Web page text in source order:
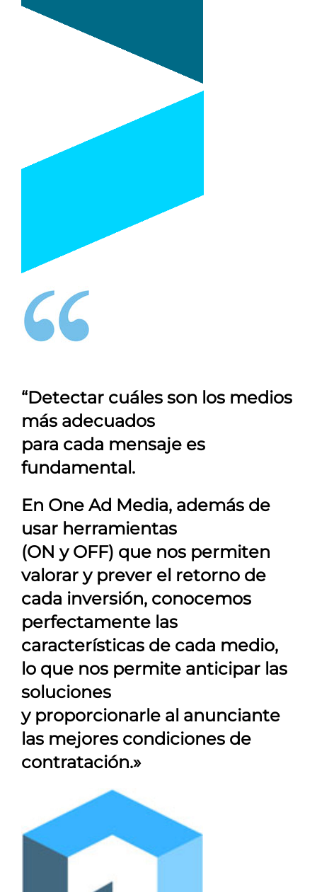
“Detectar cuáles son los medios
más adecuados
para cada mensaje es
fundamental.
En One Ad Media, además de
usar herramientas
(ON y OFF) que nos permiten
valorar y prever el retorno de
cada inversión, conocemos
perfectamente las
características de cada medio,
lo que nos permite anticipar las
soluciones
y proporcionarle al anunciante
las mejores condiciones de
contratación.»